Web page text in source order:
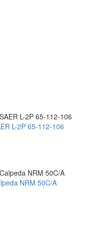
L-2P 65-112-106
NRM 50C/A